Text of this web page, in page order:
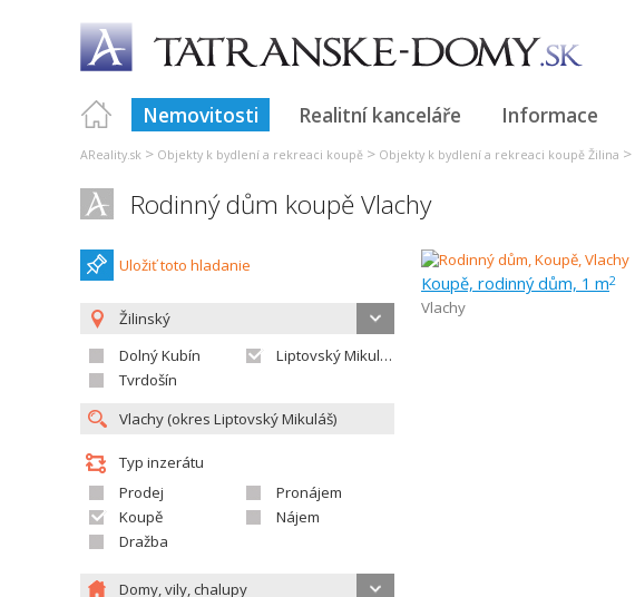
Nemovitosti Realitní kanceláře Informace
AReality.sk > Objekty k bydlení a rekreaci koupě > Objekty k bydlení a rekreaci koupě Žilina >
Rodinný dům koupě Vlachy
Uložiť toto hladanie
Žilinský
Dolný Kubín
Liptovský Mikuláš
Tvrdošín
Typ inzerátu
Prodej
Pronájem
Koupě
Nájem
Dražba
Domy, vily, chalupy
Koupě, rodinný dům, 1 m2
Vlachy